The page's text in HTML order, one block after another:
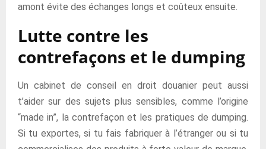
amont évite des échanges longs et coûteux ensuite.
Lutte contre les
contrefaçons et le dumping
Un cabinet de conseil en droit douanier peut aussi
t’aider sur des sujets plus sensibles, comme l’origine
“made in”, la contrefaçon et les pratiques de dumping.
Si tu exportes, si tu fais fabriquer à l’étranger ou si tu